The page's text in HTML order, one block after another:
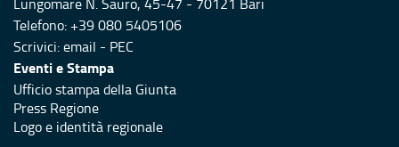
Telefono: +39 080 5405106
Scrivici:email - PEC
Eventi e Stampa
Ufficio stampa della Giunta
Press Regione
Logo e identità regionale